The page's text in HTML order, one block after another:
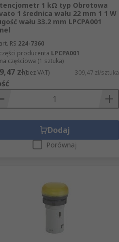
1 kΩ typ Obrotowa
1 średnica wału 22 mm 1 1 W
wału 33.2 mm LPCPA001
RS 224-7360
producenta LPCPA001
częściowa (1 sztuka)
zł(bez VAT) 309,47 zł/sztuka
Dodaj
Porównaj